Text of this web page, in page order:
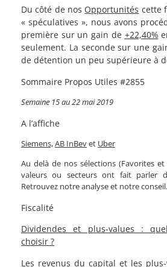
Du côté de nos Opportunités cette
« spéculatives », nous avons
première sur un gain de +22,40%
seulement. La seconde sur une
de détention un peu supérieure à
Sommaire Propos Utiles #2855
Semaine 15 au 22 mai 2019
A l’affiche
Siemens,AB InBevet Uber
Au delà de nos sélections (Favorites
valeurs ou secteurs ont fait parler
Retrouvez notre analyse et notre
Fiscalité
Dividendes et plus-values :
choisir ?
Les revenus du capital et les